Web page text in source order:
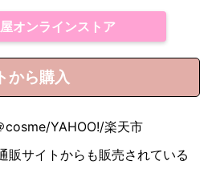
オンラインストア
から購入
cosme/YAHOO!/楽天市
サイトからも販売されている